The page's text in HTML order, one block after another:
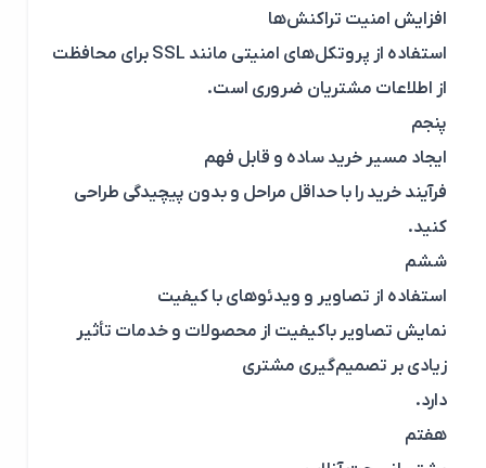
افزایش امنیت تراکنش‌ها
استفاده از پروتکل‌های امنیتی مانند SSL برای محافظت
از اطلاعات مشتریان ضروری است.
پنجم
ایجاد مسیر خرید ساده و قابل فهم
فرآیند خرید را با حداقل مراحل و بدون پیچیدگی طراحی
کنید.
ششم
استفاده از تصاویر و ویدئوهای با کیفیت
نمایش تصاویر باکیفیت از محصولات و خدمات تأثیر
زیادی بر تصمیم‌گیری مشتری
هفتم